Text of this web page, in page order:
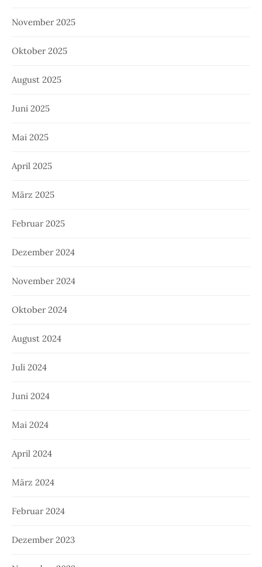
November 2025
Oktober 2025
August 2025
Juni 2025
Mai 2025
April 2025
März 2025
Februar 2025
Dezember 2024
November 2024
Oktober 2024
August 2024
Juli 2024
Juni 2024
Mai 2024
April 2024
März 2024
Februar 2024
Dezember 2023